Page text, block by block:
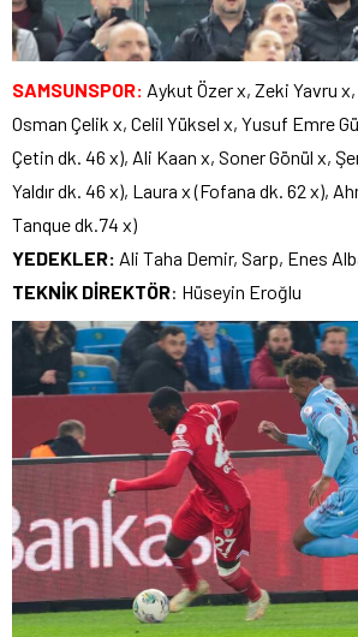
SAMSUNSPOR: Aykut Özer x, Zeki Yavru
Osman Çelik x, Celil Yüksel x, Yusuf Emre
Çetin dk. 46 x), Ali Kaan x, Soner Gönül x,
Yaldır dk. 46 x), Laura x (Fofana dk. 62 x),
Tanque dk.74 x)
YEDEKLER: Ali Taha Demir, Sarp, Enes
TEKNİK DİREKTÖR: Hüseyin Eroğlu